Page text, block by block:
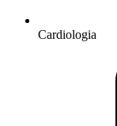
Cardiologia